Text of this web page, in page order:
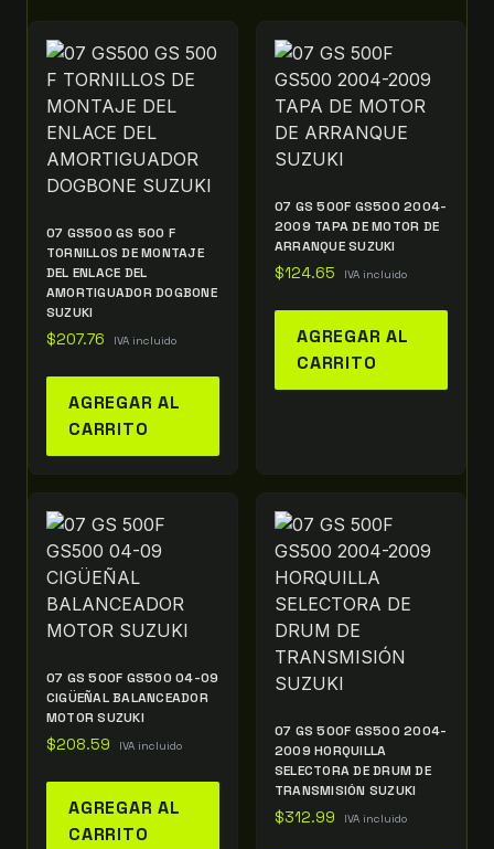
07 GS500 GS 500 F
TORNILLOS DE MONTAJE
DEL ENLACE DEL
AMORTIGUADOR DOGBONE
SUZUKI
$207.76 IVA incluido
AGREGAR AL
CARRITO
07 GS 500F GS500 2004-
2009 TAPA DE MOTOR DE
ARRANQUE SUZUKI
$124.65 IVA incluido
AGREGAR AL
CARRITO
07 GS 500F GS500 04-09
CIGÜEÑAL BALANCEADOR
MOTOR SUZUKI
$208.59 IVA incluido
AGREGAR AL
CARRITO
07 GS 500F GS500 2004-
2009 HORQUILLA
SELECTORA DE DRUM DE
TRANSMISIÓN SUZUKI
$312.99 IVA incluido